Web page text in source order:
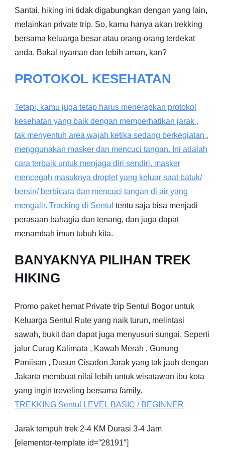
Santai, hiking ini tidak digabungkan dengan yang lain,
melainkan private trip. So, kamu hanya akan trekking
bersama keluarga besar atau orang-orang terdekat
anda. Bakal nyaman dan lebih aman, kan?
PROTOKOL KESEHATAN
Tetapi, kamu juga tetap harus menerapkan protokol
kesehatan yang baik dengan memperhatikan jarak ,
tak menyentuh area wajah ketika sedang berkegiatan ,
menggunakan masker dan mencuci tangan. Ini adalah
cara terbaik untuk menjaga diri sendiri, masker
mencegah masuknya droplet yang keluar saat batuk/
bersin/ berbicara dan mencuci tangan di air yang
mengalir. Tracking di Sentul tentu saja bisa menjadi
perasaan bahagia dan tenang, dan juga dapat
menambah imun tubuh kita.
BANYAKNYA PILIHAN TREK
HIKING
Promo paket hemat Private trip Sentul Bogor untuk
Keluarga Sentul Rute yang naik turun, melintasi
sawah, bukit dan dapat juga menyusuri sungai. Seperti
jalur Curug Kalimata , Kawah Merah , Gunung
Paniisan , Dusun Cisadon Jarak yang tak jauh dengan
Jakarta membuat nilai lebih untuk wisatawan ibu kota
yang ingin treveling bersama family.
TREKKING Sentul LEVEL BASIC / BEGINNER
Jarak tempuh trek 2-4 KM Durasi 3-4 Jam
[elementor-template id=”28191″]